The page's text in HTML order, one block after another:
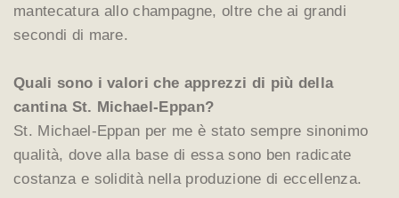
mantecatura allo champagne, oltre che ai grandi
secondi di mare.
Quali sono i valori che apprezzi di più della
cantina St. Michael-Eppan?
St. Michael-Eppan per me è stato sempre sinonimo
qualità, dove alla base di essa sono ben radicate
costanza e solidità nella produzione di eccellenza.